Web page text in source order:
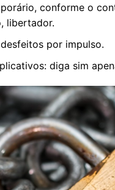
conforme o
libertador.
por impulso.
diga sim